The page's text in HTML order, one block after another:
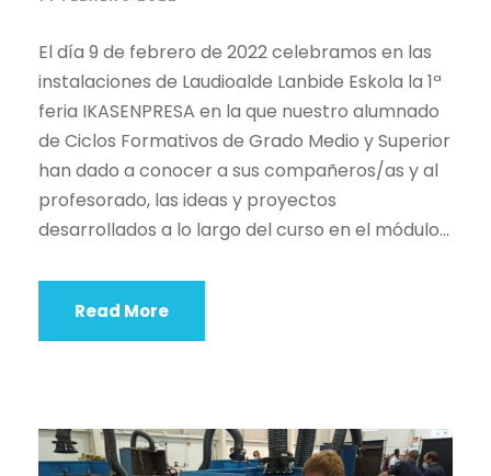
El día 9 de febrero de 2022 celebramos en las
instalaciones de Laudioalde Lanbide Eskola la 1ª
feria IKASENPRESA en la que nuestro alumnado
de Ciclos Formativos de Grado Medio y Superior
han dado a conocer a sus compañeros/as y al
profesorado, las ideas y proyectos
desarrollados a lo largo del curso en el módulo...
Read More